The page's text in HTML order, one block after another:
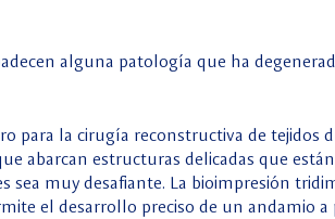
alguna patología que ha
para la cirugía reconstructiva de tejidos
abarcan estructuras delicadas que
sea muy desafiante. La bioimpresión
el desarrollo preciso de un andamio